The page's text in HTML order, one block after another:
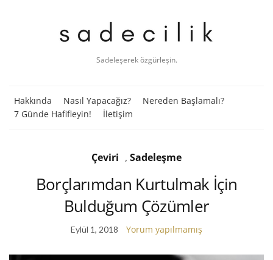
Sadeleşerek özgürleşin.
Hakkında Nasıl Yapacağız?
Nereden Başlamalı?
7 Günde Hafifleyin!
İletişim
Çeviri , Sadeleşme
Borçlarımdan Kurtulmak İçin
Bulduğum Çözümler
Eylül 1, 2018 Yorum yapılmamış